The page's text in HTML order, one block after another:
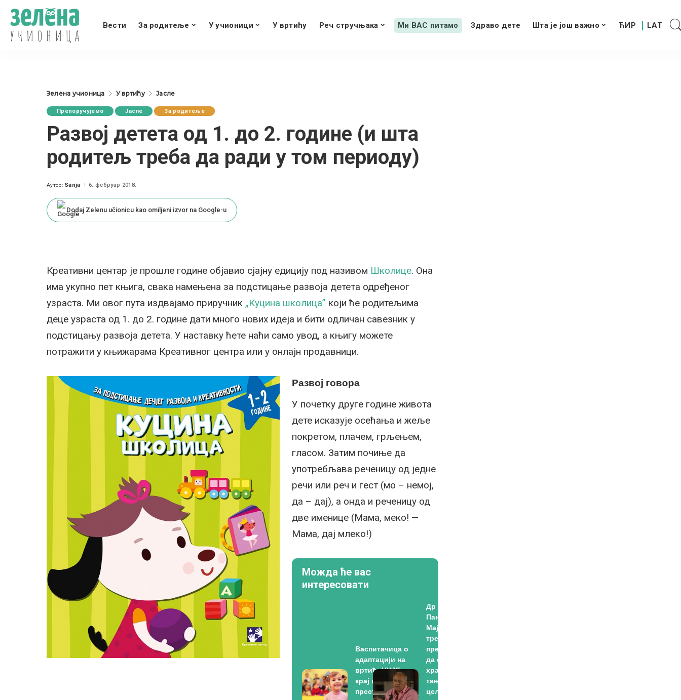
Вести За родитеље У учионици У вртићу Реч стручњака Ми ВАС питамо Здраво дете Шта је још важно
Зелена учионица У вртићу Јасле
Препоручујемо Јасле За родитеље
Развој детета од 1. до 2. године (и шта
родитељ треба да ради у том периоду)
Posted
Аутор: Sanja 6. фебруар 2018.
Dodaj Zelenu učionicu kao omiljeni izvor na Google-u
Креативни центар је прошле године објавио сјајну едицију под називом Школице. Она
има укупно пет књига, свака намењена за подстицање развоја детета одређеног
узраста. Ми овог пута издвајамо приручник „Куцина школица” који ће родитељима
деце узраста од 1. до 2. године дати много нових идеја и бити одличан савезник у
подстицању развоја детета. У наставку ћете наћи само увод, а књигу можете
потражити у књижарама Креативног центра или у онлајн продавници.
Развој говора
У почетку друге године живота
дете исказује осећања и жеље
покретом, плачем, грљењем,
гласом. Затим почиње да
употребљава реченицу од једне
речи или реч и гест (мо – немој,
да – дај), а онда и реченицу од
две именице (Мама, меко! —
Мама, дај млеко!)
Можда ће вас
интересовати
Васпитачица о
адаптацији на
вртић: НИЈЕ
крај кад дете
престане да
Др
Пановић:
Мајке
треба да
престану
да сипају
храну у
тањире
целој